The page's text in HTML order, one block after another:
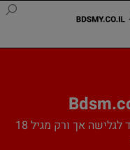
האתר מכיל תכנים מיניים וגסים ומיועד לגלישה אך ורק מגיל 18